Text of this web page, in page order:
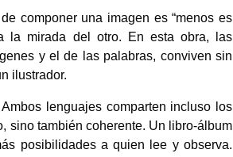
componer una imagen es “menos es
la mirada del otro. En esta obra, las
y el de las palabras, conviven sin
ilustrador.
lenguajes comparten incluso los
sino también coherente. Un libro-álbum
posibilidades a quien lee y observa.